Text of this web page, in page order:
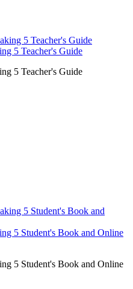
5 Teacher's Guide
5 Teacher's Guide
5 Student's Book and Online
5 Student's Book and Online